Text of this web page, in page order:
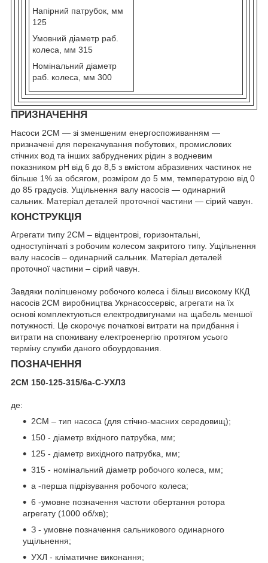
Напірний патрубок, мм
125
Умовний діаметр раб.
колеса, мм 315
Номінальний діаметр
раб. колеса, мм 300
ПРИЗНАЧЕННЯ
Насоси 2СМ — зі зменшеним енергоспоживанням —
призначені для перекачування побутових, промислових
стічних вод та інших забруднених рідин з водневим
показником рН від 6 до 8,5 з вмістом абразивних частинок не
більше 1% за обсягом, розміром до 5 мм, температурою від 0
до 85 градусів. Ущільнення валу насосів — одинарний
сальник. Матеріал деталей проточної частини — сірий чавун.
КОНСТРУКЦІЯ
Агрегати типу 2СМ – відцентрові, горизонтальні,
одноступінчаті з робочим колесом закритого типу. Ущільнення
валу насосів – одинарний сальник. Матеріал деталей
проточної частини – сірий чавун.
Завдяки поліпшеному робочого колеса і більш високому ККД
насосів 2СМ виробництва Укрнасоссервіс, агрегати на їх
основі комплектуються електродвигунами на щабель меншої
потужності. Це скорочує початкові витрати на придбання і
витрати на споживану електроенергію протягом усього
терміну служби даного обоурдования.
ПОЗНАЧЕННЯ
2СМ 150-125-315/6а-С-УХЛ3
де:
2СМ – тип насоса (для стічно-масних середовищ);
150 - діаметр вхідного патрубка, мм;
125 - діаметр вихідного патрубка, мм;
315 - номінальний діаметр робочого колеса, мм;
а -перша підрізування робочого колеса;
6 -умовне позначення частоти обертання ротора
агрегату (1000 об/хв);
З - умовне позначення сальникового одинарного
ущільнення;
УХЛ - кліматичне виконання;